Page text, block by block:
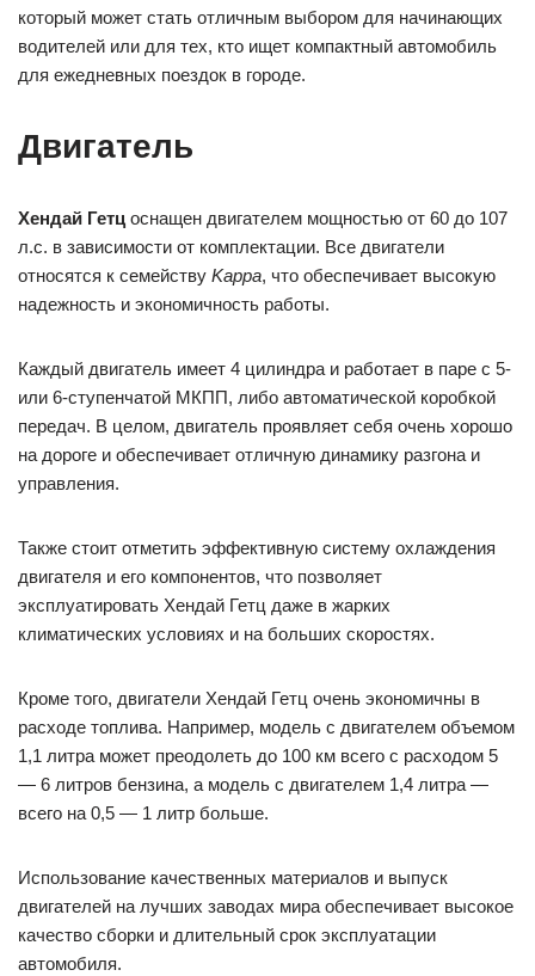
который может стать отличным выбором для начинающих
водителей или для тех, кто ищет компактный автомобиль
для ежедневных поездок в городе.
Двигатель
Хендай Гетц оснащен двигателем мощностью от 60 до 107
л.с. в зависимости от комплектации. Все двигатели
относятся к семейству Kappa, что обеспечивает высокую
надежность и экономичность работы.
Каждый двигатель имеет 4 цилиндра и работает в паре с 5-
или 6-ступенчатой МКПП, либо автоматической коробкой
передач. В целом, двигатель проявляет себя очень хорошо
на дороге и обеспечивает отличную динамику разгона и
управления.
Также стоит отметить эффективную систему охлаждения
двигателя и его компонентов, что позволяет
эксплуатировать Хендай Гетц даже в жарких
климатических условиях и на больших скоростях.
Кроме того, двигатели Хендай Гетц очень экономичны в
расходе топлива. Например, модель с двигателем объемом
1,1 литра может преодолеть до 100 км всего с расходом 5
— 6 литров бензина, а модель с двигателем 1,4 литра —
всего на 0,5 — 1 литр больше.
Использование качественных материалов и выпуск
двигателей на лучших заводах мира обеспечивает высокое
качество сборки и длительный срок эксплуатации
автомобиля.